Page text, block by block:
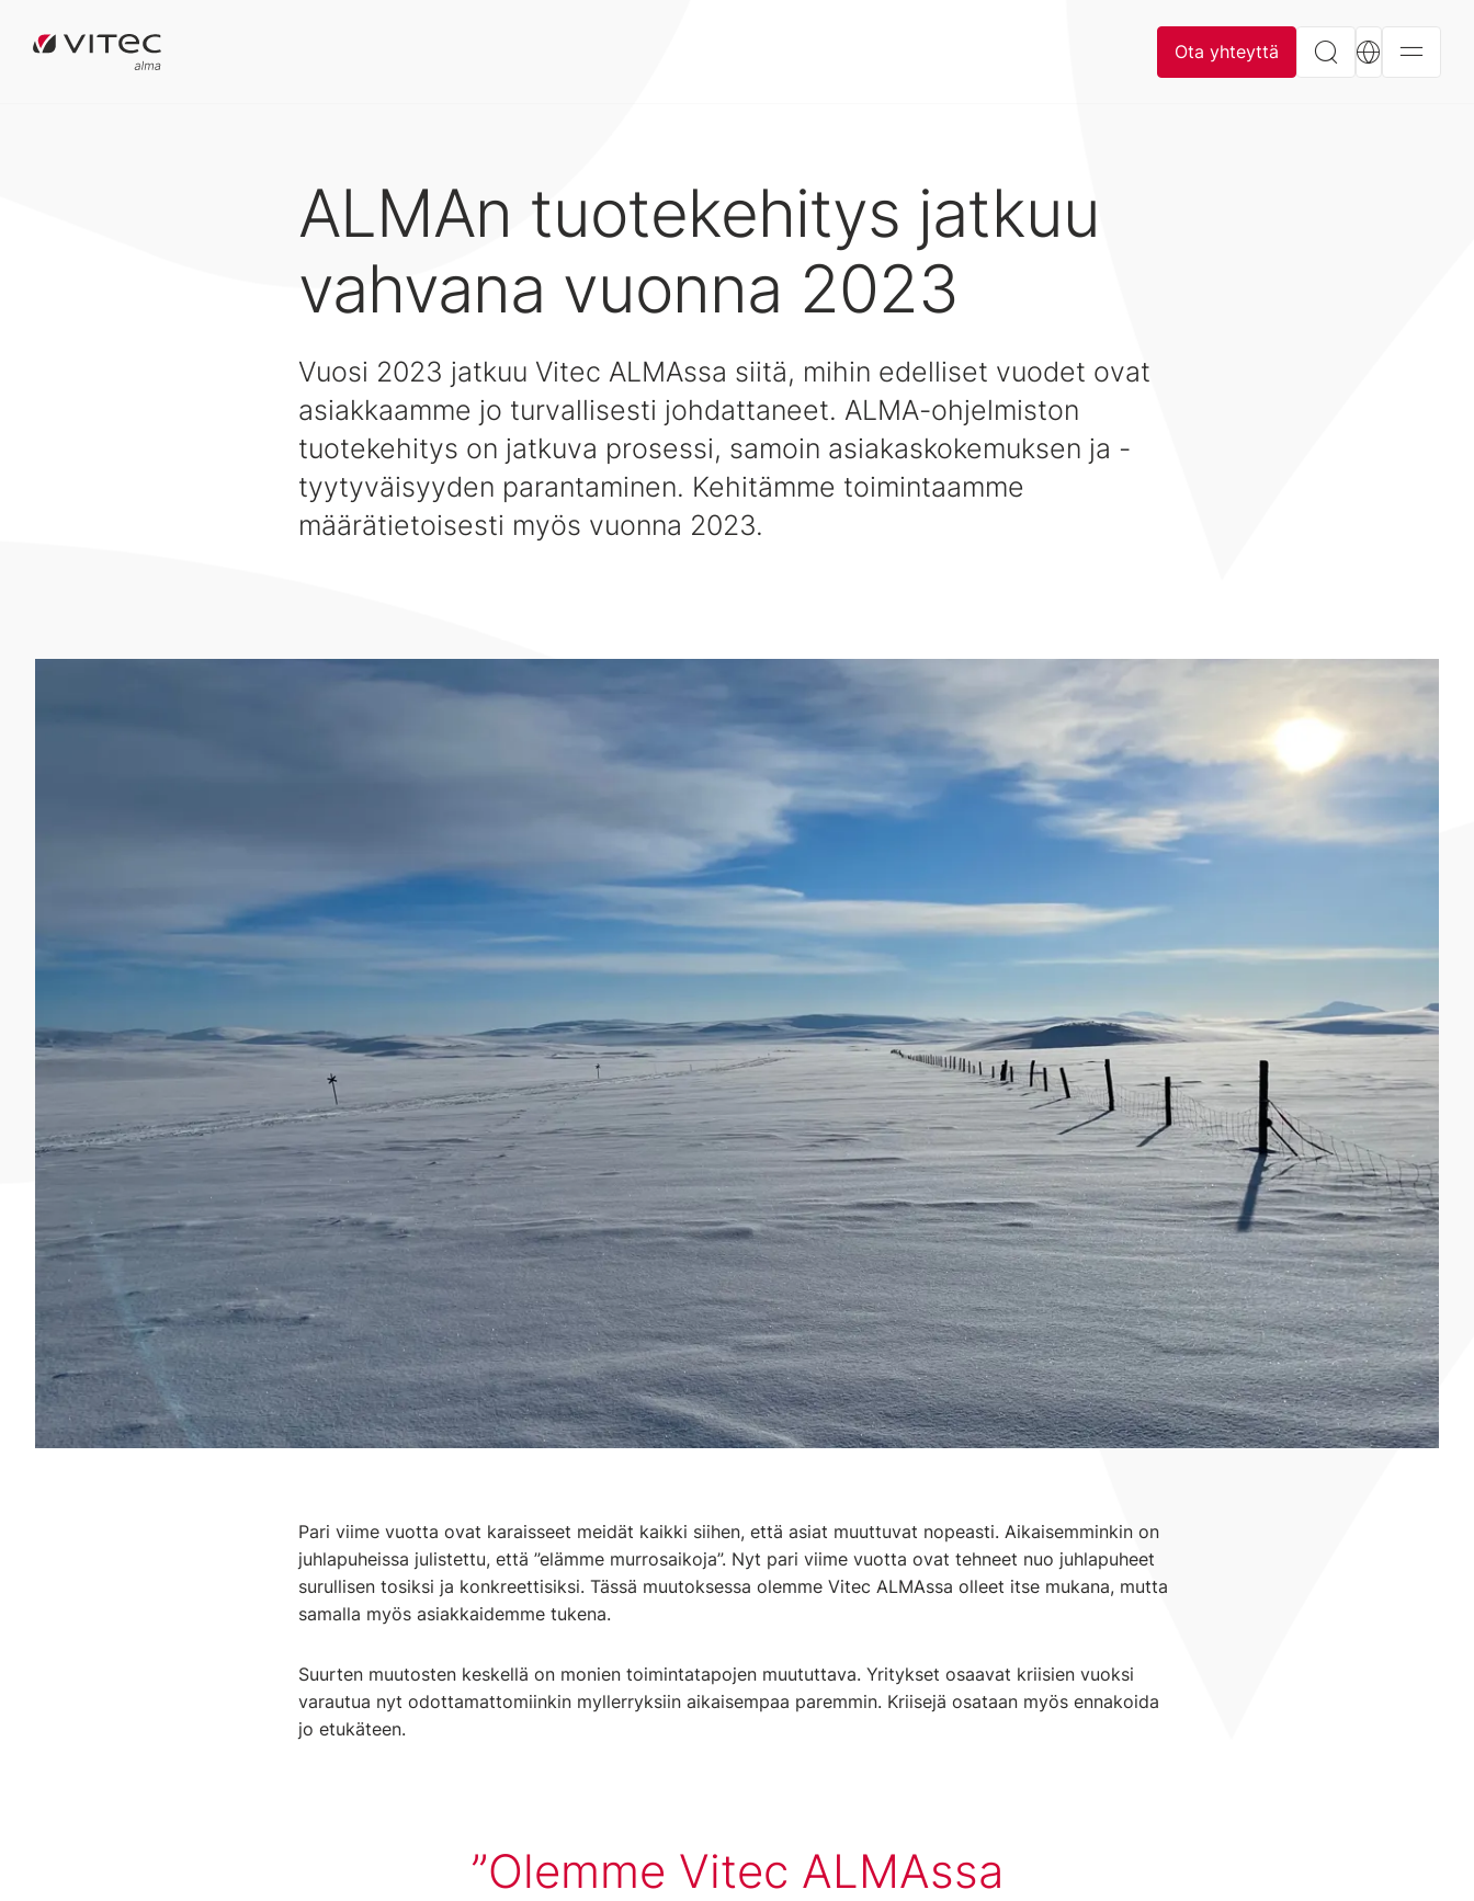
Ota yhteyttä
ALMAn tuotekehitys jatkuu
vahvana vuonna 2023
Vuosi 2023 jatkuu Vitec ALMAssa siitä, mihin edelliset vuodet ovat
asiakkaamme jo turvallisesti johdattaneet. ALMA-ohjelmiston
tuotekehitys on jatkuva prosessi, samoin asiakaskokemuksen ja -
tyytyväisyyden parantaminen. Kehitämme toimintaamme
määrätietoisesti myös vuonna 2023.
Pari viime vuotta ovat karaisseet meidät kaikki siihen, että asiat muuttuvat nopeasti. Aikaisemminkin on
juhlapuheissa julistettu, että ”elämme murrosaikoja”. Nyt pari viime vuotta ovat tehneet nuo juhlapuheet
surullisen tosiksi ja konkreettisiksi. Tässä muutoksessa olemme Vitec ALMAssa olleet itse mukana, mutta
samalla myös asiakkaidemme tukena.
Suurten muutosten keskellä on monien toimintatapojen muututtava. Yritykset osaavat kriisien vuoksi
varautua nyt odottamattomiinkin myllerryksiin aikaisempaa paremmin. Kriisejä osataan myös ennakoida
jo etukäteen.
Olemme Vitec ALMAssa